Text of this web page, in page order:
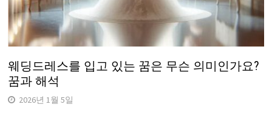
웨딩드레스를 입고 있는 꿈은 무슨 의미인가요?
꿈과 해석
2026년 1월 5일